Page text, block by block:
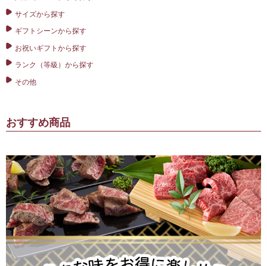
サイズから探す
ギフトシーンから探す
お祝いギフトから探す
ランク（等級）から探す
その他
おすすめ商品